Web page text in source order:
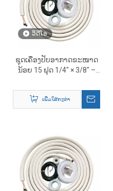
ວິດີໂອ
ຊຸດເຄື່ອງປັບອາກາດຂະໜາດ
ນ້ອຍ 15 ຟຸດ 1/4″ × 3/8″ –
ເພີ່ມໃສ່ກະຕ່າ